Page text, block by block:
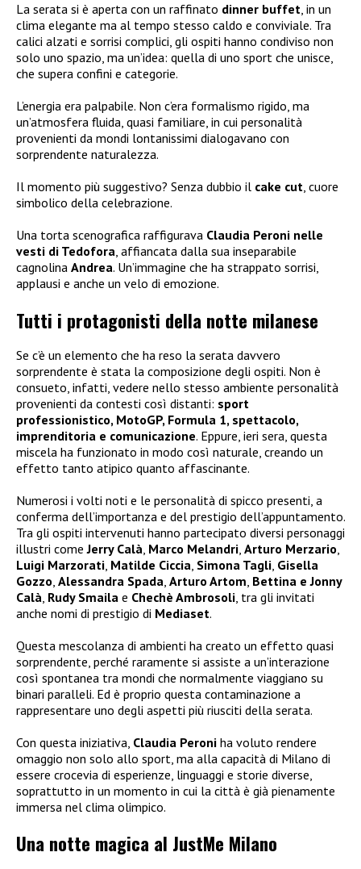
La serata si è aperta con un raffinato dinner buffet, in un
clima elegante ma al tempo stesso caldo e conviviale. Tra
calici alzati e sorrisi complici, gli ospiti hanno condiviso non
solo uno spazio, ma un’idea: quella di uno sport che unisce,
che supera confini e categorie.
L’energia era palpabile. Non c’era formalismo rigido, ma
un’atmosfera fluida, quasi familiare, in cui personalità
provenienti da mondi lontanissimi dialogavano con
sorprendente naturalezza.
Il momento più suggestivo? Senza dubbio il cake cut, cuore
simbolico della celebrazione.
Una torta scenografica raffigurava Claudia Peroni nelle
vesti di Tedofora, affiancata dalla sua inseparabile
cagnolina Andrea. Un’immagine che ha strappato sorrisi,
applausi e anche un velo di emozione.
Tutti i protagonisti della notte milanese
Se c’è un elemento che ha reso la serata davvero
sorprendente è stata la composizione degli ospiti. Non è
consueto, infatti, vedere nello stesso ambiente personalità
provenienti da contesti così distanti: sport
professionistico, MotoGP, Formula 1, spettacolo,
imprenditoria e comunicazione. Eppure, ieri sera, questa
miscela ha funzionato in modo così naturale, creando un
effetto tanto atipico quanto affascinante.
Numerosi i volti noti e le personalità di spicco presenti, a
conferma dell’importanza e del prestigio dell’appuntamento.
Tra gli ospiti intervenuti hanno partecipato diversi personaggi
illustri comeJerry Calà Marco Melandri Arturo Merzario
Luigi Marzorati Matilde Ciccia Simona Tagli Gisella
Gozzo Alessandra Spada Arturo Artom Bettina e Jonny
Calà Rudy Smaila e Chechè Ambrosoli , tra gli invitati
anche nomi di prestigio di Mediaset.
Questa mescolanza di ambienti ha creato un effetto quasi
sorprendente, perché raramente si assiste a un’interazione
così spontanea tra mondi che normalmente viaggiano su
binari paralleli. Ed è proprio questa contaminazione a
rappresentare uno degli aspetti più riusciti della serata.
Con questa iniziativa, Claudia Peroni ha voluto rendere
omaggio non solo allo sport, ma alla capacità di Milano di
essere crocevia di esperienze, linguaggi e storie diverse,
soprattutto in un momento in cui la città è già pienamente
immersa nel clima olimpico.
Una notte magica al JustMe Milano